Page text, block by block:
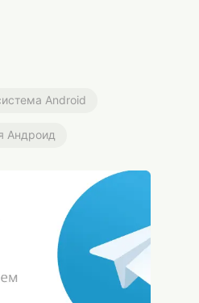
Android
Андроид